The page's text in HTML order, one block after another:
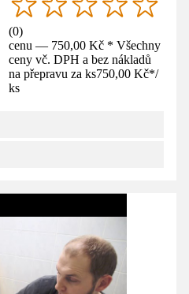
(0)
cenu — 750,00 Kč * Všechny
ceny vč. DPH a bez nákladů
na přepravu za ks750,00 Kč*/
ks